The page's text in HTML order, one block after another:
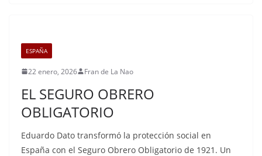
ESPAÑA
22 enero, 2026 Fran de La Nao
EL SEGURO OBRERO
OBLIGATORIO
Eduardo Dato transformó la protección social en
España con el Seguro Obrero Obligatorio de 1921. Un